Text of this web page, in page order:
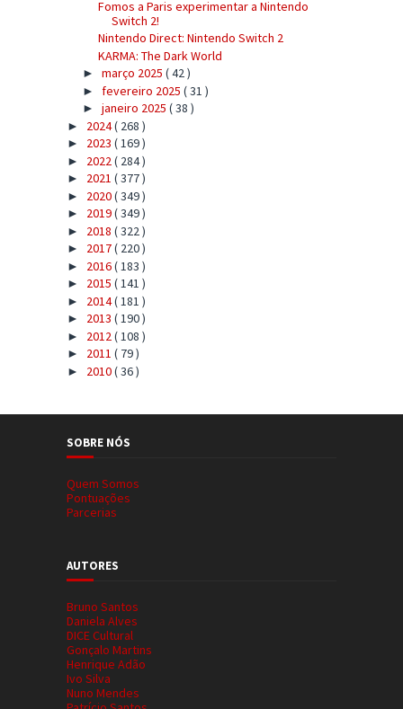
Fomos a Paris experimentar a Nintendo
Switch 2!
Nintendo Direct: Nintendo Switch 2
KARMA: The Dark World
► março 2025 ( 42 )
► fevereiro 2025 ( 31 )
► janeiro 2025 ( 38 )
► 2024( 268 )
► 2023 ( 169 )
► 2022( 284 )
► 2021 ( 377 )
► 2020( 349 )
► 2019( 349 )
► 2018 ( 322 )
► 2017( 220 )
► 2016( 183 )
► 2015 ( 141 )
► 2014( 181 )
► 2013 ( 190 )
► 2012( 108 )
► 2011 ( 79 )
► 2010( 36 )
SOBRE NÓS
Quem Somos
Pontuações
Parcerias
AUTORES
Bruno Santos
Daniela Alves
DICE Cultural
Gonçalo Martins
Henrique Adão
Ivo Silva
Nuno Mendes